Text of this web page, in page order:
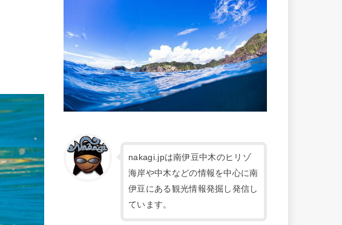
nakagi.jpは南伊豆中木のヒリゾ
海岸や中木などの情報を中心に南
伊豆にある観光情報発掘し発信し
ています。